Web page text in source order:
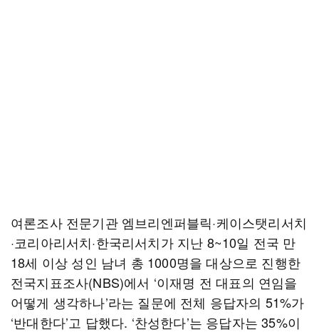
여론조사 전문기관 엠브리엔퍼블릭·케이스탯리서치
·코리아리서치·한국리서치가 지난 8~10일 전국 만
18세 이상 성인 남녀 총 1000명을 대상으로 진행한
전국지표조사(NBS)에서 ‘이재명 전 대표의 연임을
어떻게 생각하나’라는 질문에 전체 응답자의 51%가
‘반대한다’고 답했다. ‘찬성한다’는 응답자는 35%이